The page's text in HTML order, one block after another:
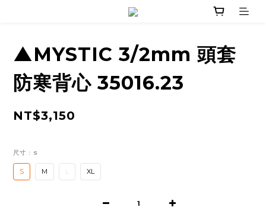
▲MYSTIC 3/2mm 頭套
防寒背心 35016.23
NT$3,150
尺寸 : S
S M XL